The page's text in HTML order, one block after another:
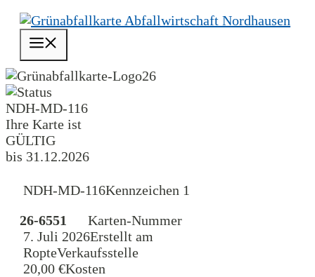
Zum
Inhalt
springen
26
NDH-MD-116
Ihre Karte ist
GÜLTIG
bis 31.12.2026
NDH-MD-116Kennzeichen 1
26-6551
Karten-Nummer
7. Juli 2026Erstellt am
RopteVerkaufsstelle
20,00 €Kosten